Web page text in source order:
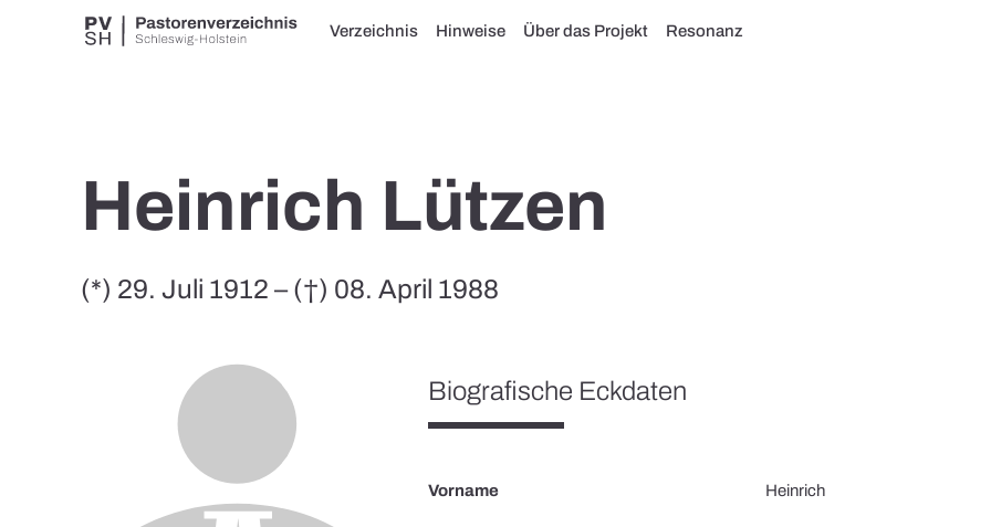
Verzeichnis Hinweise Über das Projekt Resonanz
Heinrich Lützen
(*) 29. Juli 1912 – (†) 08. April 1988
Biografische Eckdaten
Vorname Heinrich